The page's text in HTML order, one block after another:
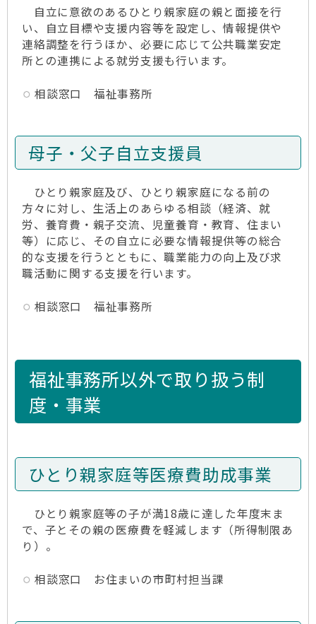
自立に意欲のあるひとり親家庭の親と面接を行
い、自立目標や支援内容等を設定し、情報提供や
連絡調整を行うほか、必要に応じて公共職業安定
所との連携による就労支援も行います。
相談窓口 福祉事務所
母子・父子自立支援員
ひとり親家庭及び、ひとり親家庭になる前の
方々に対し、生活上のあらゆる相談（経済、就
労、養育費・親子交流、児童養育・教育、住まい
等）に応じ、その自立に必要な情報提供等の総合
的な支援を行うとともに、職業能力の向上及び求
職活動に関する支援を行います。
相談窓口 福祉事務所
福祉事務所以外で取り扱う制
度・事業
ひとり親家庭等医療費助成事業
ひとり親家庭等の子が満18歳に達した年度末ま
で、子とその親の医療費を軽減します（所得制限あ
り）。
相談窓口 お住まいの市町村担当課